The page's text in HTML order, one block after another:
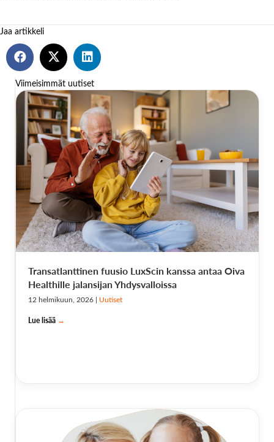
Jaa artikkeli
Viimeisimmät uutiset
Transatlanttinen fuusio LuxScin kanssa antaa Oiva
Healthille jalansijan Yhdysvalloissa
12 helmikuun, 2026 | Uutiset
Lue lisää →